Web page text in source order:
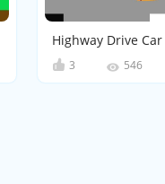
Highway Drive Car
3 546